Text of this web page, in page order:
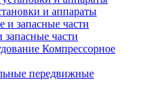
и аппараты
части
Компрессорное